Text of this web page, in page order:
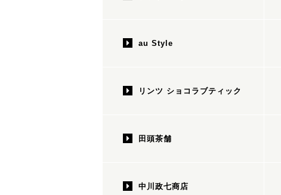
au Style
リンツ ショコラブティック
田頭茶舗
中川政七商店